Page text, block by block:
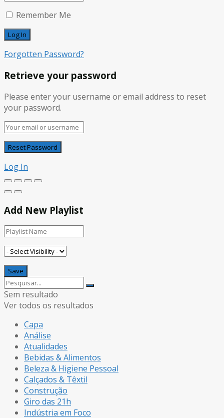
Remember Me
Forgotten Password?
Retrieve your password
Please enter your username or email address to reset
your password.
Log In
Add New Playlist
Sem resultado
Ver todos os resultados
Capa
Análise
Atualidades
Bebidas & Alimentos
Beleza & Higiene Pessoal
Calçados & Têxtil
Construção
Giro das 21h
Indústria em Foco